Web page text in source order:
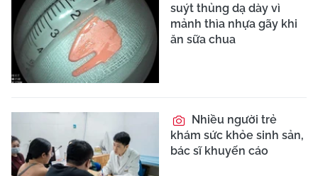
suýt thủng dạ dày vì
mảnh thìa nhựa gãy khi
ăn sữa chua
Nhiều người trẻ
khám sức khỏe sinh sản,
bác sĩ khuyến cáo